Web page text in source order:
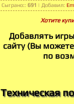
Сыграно:: 691 | Добавил:
Хотите
Добавлять
сайту (Вы
по
Техническая